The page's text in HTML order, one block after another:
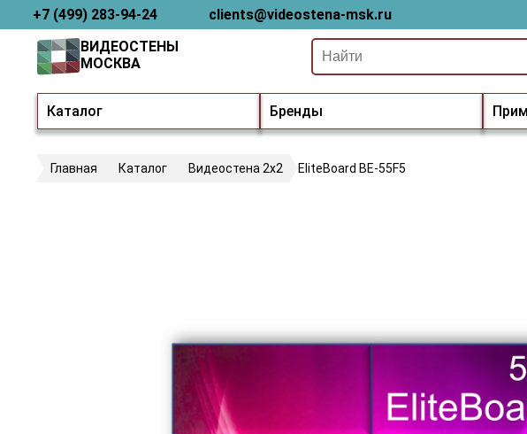
+7 (499) 283-94-24 clients@videostena-msk.ru
Каталог Бренды
ВИДЕОСТЕНЫ
МОСКВА
Главная Каталог Видеостена 2x2 EliteBoard BE-55F5